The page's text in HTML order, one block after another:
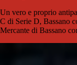
Un vero e proprio
C di Serie D, Bassano
Mercante di Bassano